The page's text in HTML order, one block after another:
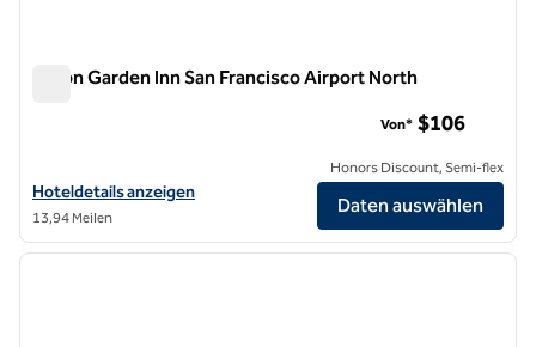
Hilton Garden Inn San Francisco Airport North
Hoteldetails für das Hilton Garden Inn San Francisco Airport North
Hoteldetails anzeigen
13,94 Meilen
Von* $106
Honors Discount, Semi-flex
Daten auswählen
1/12
1 von 12